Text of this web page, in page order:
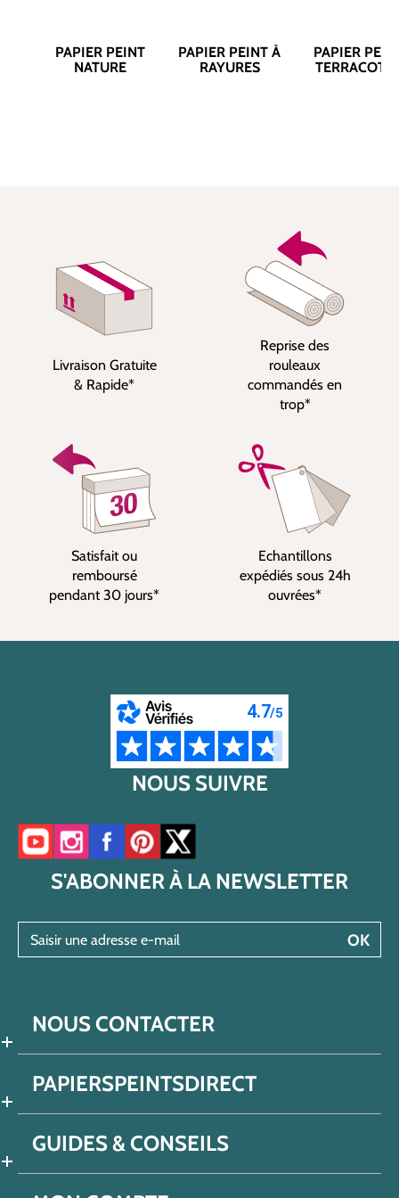
PAPIER PEINT
NATURE
PAPIER PEINT À
RAYURES
PAPIER
Livraison Gratuite
& Rapide*
Reprise des
rouleaux
commandés en
trop*
Satisfait ou
remboursé
pendant 30 jours*
Echantillons
expédiés sous 24h
ouvrées*
NOUS SUIVRE
Accéder à notre chaîne YouTube
Accéder à notre compte Instagram
Accéder à notre page Facebook
Accéder à notre compte Pinterest
Accéder à notre compte Twitter/X
S'ABONNER À LA NEWSLETTER
OK
NOUS CONTACTER
PAPIERSPEINTSDIRECT
GUIDES & CONSEILS